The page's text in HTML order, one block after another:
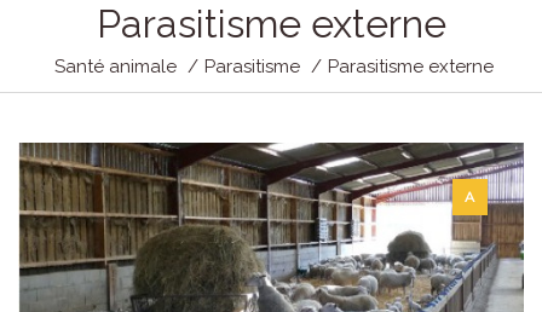
Parasitisme externe
Santé animale Parasitisme Parasitisme externe
A